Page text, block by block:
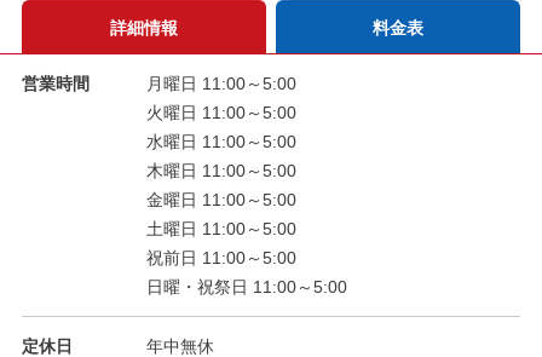
詳細情報 料金表
営業時間
月曜日 11:00～5:00
火曜日 11:00～5:00
水曜日 11:00～5:00
木曜日 11:00～5:00
金曜日 11:00～5:00
土曜日 11:00～5:00
祝前日 11:00～5:00
日曜・祝祭日 11:00～5:00
定休日 年中無休